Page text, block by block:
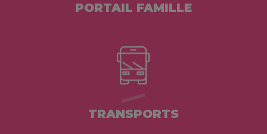
PORTAIL FAMILLE
TRANSPORTS